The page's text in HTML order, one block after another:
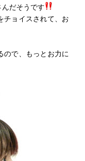
だそうです
チョイスされて、お
ので、もっとお力に